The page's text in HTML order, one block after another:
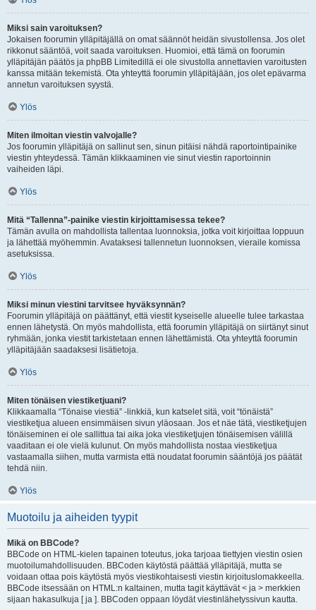
Miksi sain varoituksen?
Jokaisen foorumin ylläpitäjällä on omat säännöt heidän sivustollensa. Jos olet
rikkonut sääntöä, voit saada varoituksen. Huomioi, että tämä on foorumin
ylläpitäjän päätös ja phpBB Limitedillä ei ole sivustolla annettavien varoitusten
kanssa mitään tekemistä. Ota yhteyttä foorumin ylläpitäjään, jos olet epävarma
annetun varoituksen syystä.
Ylös
Miten ilmoitan viestin valvojalle?
Jos foorumin ylläpitäjä on sallinut sen, sinun pitäisi nähdä raportointipainike
viestin yhteydessä. Tämän klikkaaminen vie sinut viestin raportoinnin
vaiheiden läpi.
Ylös
Mitä “Tallenna”-painike viestin kirjoittamisessa tekee?
Tämän avulla on mahdollista tallentaa luonnoksia, jotka voit kirjoittaa loppuun
ja lähettää myöhemmin. Avataksesi tallennetun luonnoksen, vieraile komissa
asetuksissa.
Ylös
Miksi minun viestini tarvitsee hyväksynnän?
Foorumin ylläpitäjä on päättänyt, että viestit kyseiselle alueelle tulee tarkastaa
ennen lähetystä. On myös mahdollista, että foorumin ylläpitäjä on siirtänyt sinut
ryhmään, jonka viestit tarkistetaan ennen lähettämistä. Ota yhteyttä foorumin
ylläpitäjään saadaksesi lisätietoja.
Ylös
Miten tönäisen viestiketjuani?
Klikkaamalla “Tönaise viestiä” -linkkiä, kun katselet sitä, voit “tönäistä”
viestiketjua alueen ensimmäisen sivun yläosaan. Jos et näe tätä, viestiketjujen
tönäiseminen ei ole sallittua tai aika joka viestiketjujen tönäisemisen välillä
vaaditaan ei ole vielä kulunut. On myös mahdollista nostaa viestiketjua
vastaamalla siihen, mutta varmista että noudatat foorumin sääntöjä jos päätät
tehdä niin.
Ylös
Muotoilu ja aiheiden tyypit
Mikä on BBCode?
BBCode on HTML-kielen tapainen toteutus, joka tarjoaa tiettyjen viestin osien
muotoilumahdollisuuden. BBCoden käytöstä päättää ylläpitäjä, mutta se
voidaan ottaa pois käytöstä myös viestikohtaisesti viestin kirjoituslomakkeella.
BBCode itsessään on HTML:n kaltainen, mutta tagit käyttävät < ja > merkkien
sijaan hakasulkuja [ ja ]. BBCoden oppaan löydät viestinlähetyssivun kautta.